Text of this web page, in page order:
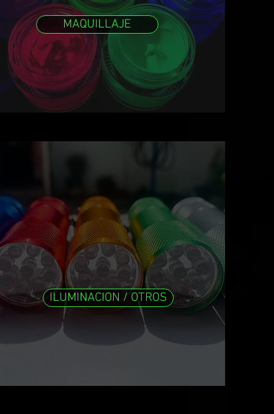
MAQUILLAJE
ILUMINACION / OTROS